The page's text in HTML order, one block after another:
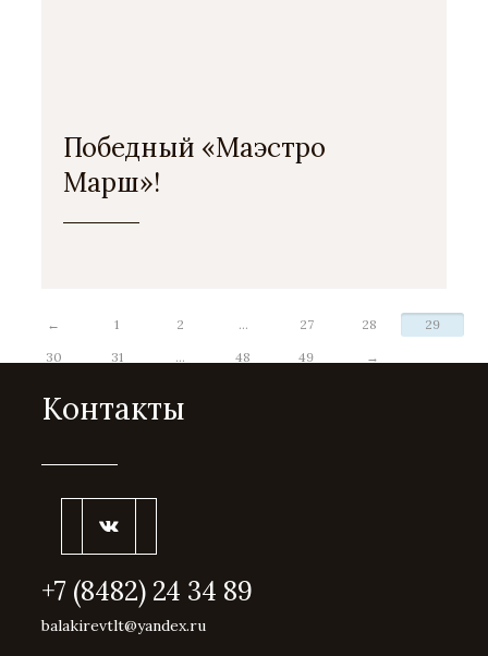
Победный «Маэстро
Марш»!
← 1 2 ... 27 28
29
30
31 ... 48 49 →
Контакты
+7 (8482) 24 34 89
balakirevtlt@yandex.ru